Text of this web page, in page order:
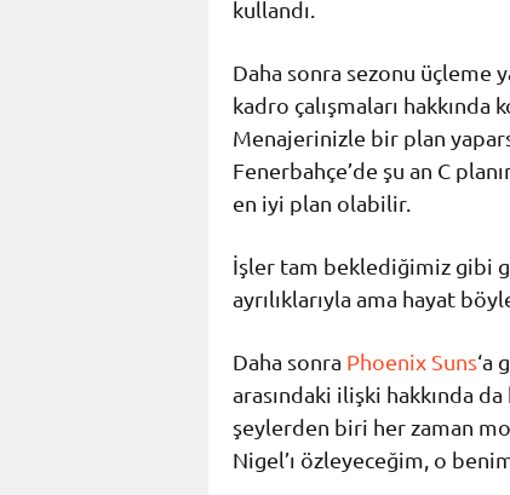
kullandı.
Daha sonra sezonu üçleme
kadro çalışmaları hakkında
Menajerinizle bir plan
Fenerbahçe’de şu an C
en iyi plan olabilir.
İşler tam beklediğimiz gibi
ayrılıklarıyla ama hayat
Daha sonra Phoenix Suns‘a
arasındaki ilişki hakkında
şeylerden biri her zaman
Nigel’ı özleyeceğim, o